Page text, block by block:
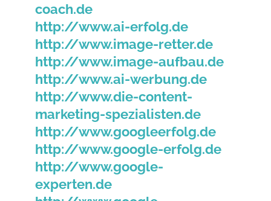
coach.de
http://www.ai-erfolg.de
http://www.image-retter.de
http://www.image-aufbau.de
http://www.ai-werbung.de
http://www.die-content-
marketing-spezialisten.de
http://www.googleerfolg.de
http://www.google-erfolg.de
http://www.google-
experten.de